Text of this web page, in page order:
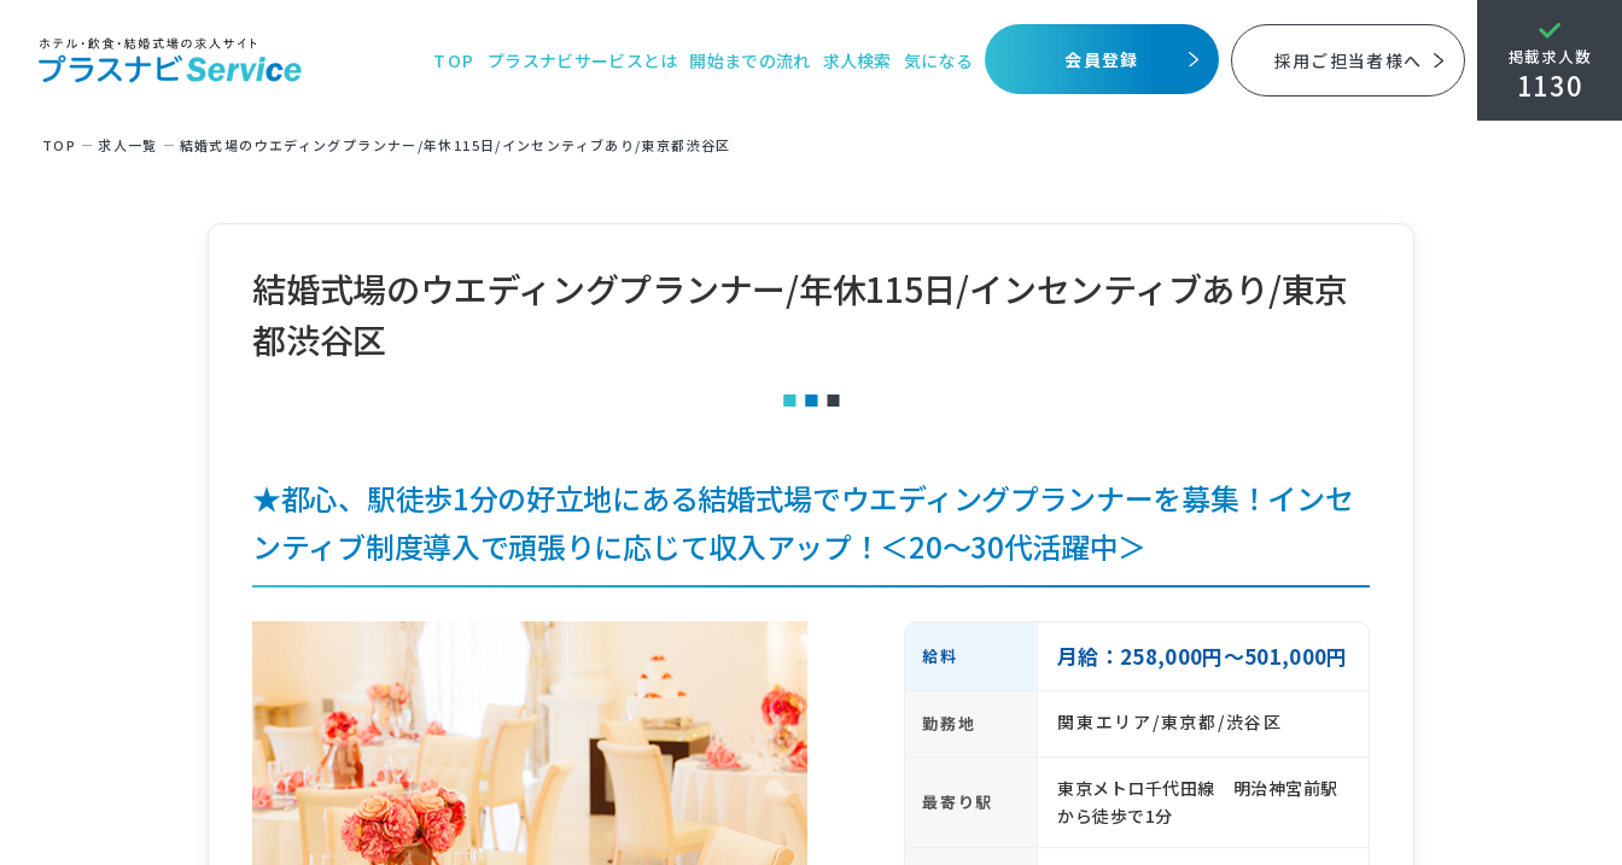
TOP プラスナビサービスとは 開始までの流れ 求人検索 気になる 会員登録 採用ご担当者様へ 掲載求人数
1130
TOP 求⼈⼀覧 結婚式場のウエディングプランナー/年休115日/インセンティブあり/東京都渋谷区
結婚式場のウエディングプランナー/年休115日/インセンティブあり/東京
都渋谷区
★都心、駅徒歩1分の好立地にある結婚式場でウエディングプランナーを募集！インセ
ンティブ制度導入で頑張りに応じて収入アップ！＜20～30代活躍中＞
給料 月給：258,000円～501,000円
勤務地 関東エリア/東京都/渋谷区
最寄り駅
東京メトロ千代田線 明治神宮前駅
から徒歩で1分